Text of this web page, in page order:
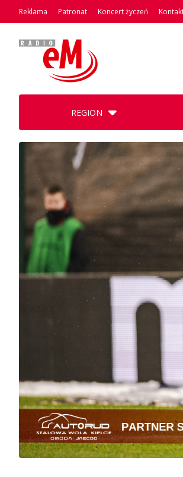
Reklama Patronat Koncert życzeń
REGION